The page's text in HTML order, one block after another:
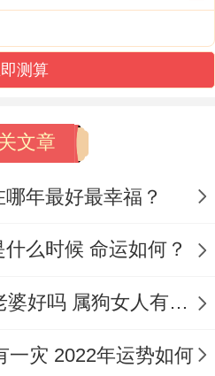
一种互补的关系、共
兔人也能在暗中帮助
说，属狗人有机会选
意 - 不但…还能催旺财
也很好、能够彼此创造
所,喜欢在安心温馨的
测算
文章
年最好最幸福？
么时候 命运如何？
1982年属狗女人做老婆好吗 属狗女人有什么性格特点
一灾 2022年运势如何